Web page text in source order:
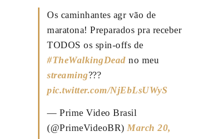
Os caminhantes agr vão de
maratona! Preparados pra receber
TODOS os spin-offs de
#TheWalkingDead no meu
streaming???
pic.twitter.com/NjEbLsUWyS
— Prime Video Brasil
(@PrimeVideoBR) March 20,